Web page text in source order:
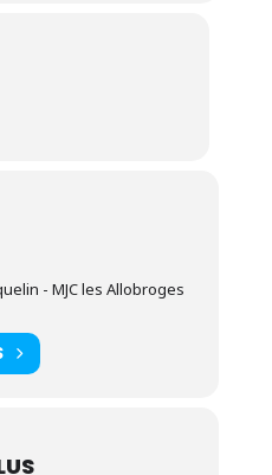
- MJC les Allobroges